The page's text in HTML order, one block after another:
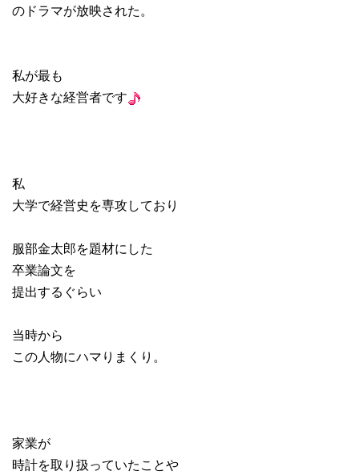
のドラマが放映された。
私が最も
大好きな経営者です
私
大学で経営史を専攻しており
服部金太郎を題材にした
卒業論文を
提出するぐらい
当時から
この人物にハマりまくり。
家業が
時計を取り扱っていたことや